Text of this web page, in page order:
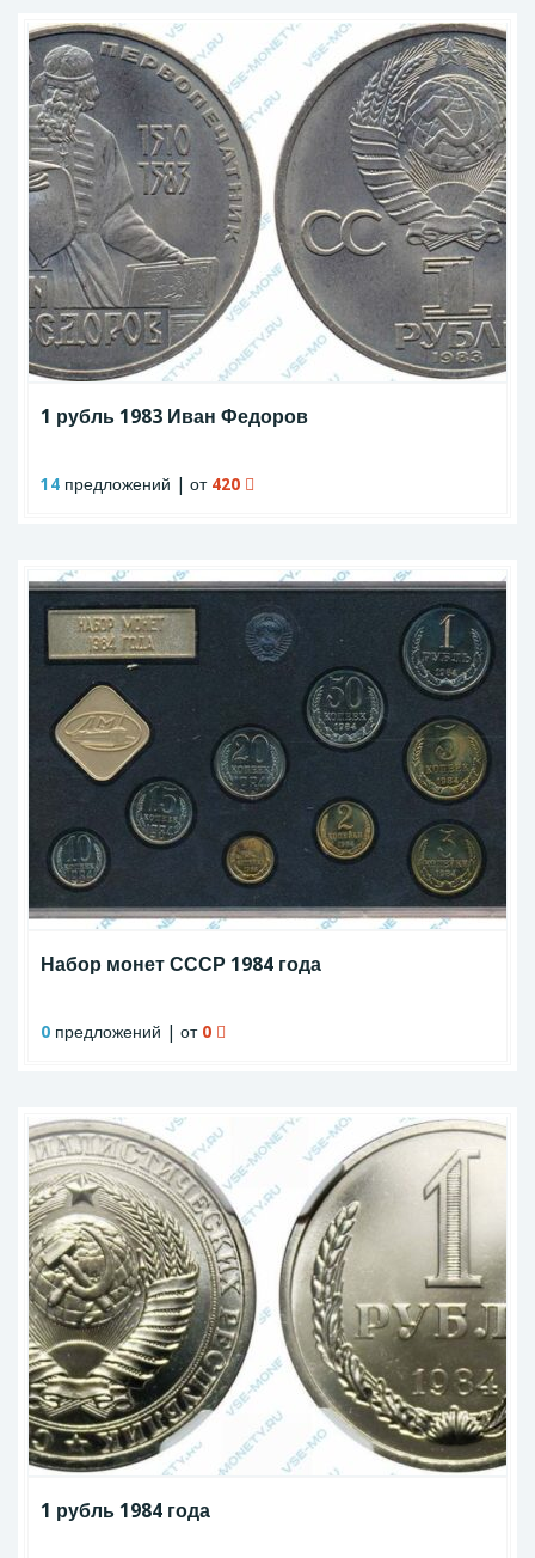
1 рубль 1983 Иван Федоров
14 предложений | от 420
Набор монет СССР 1984 года
0 предложений | от 0
1 рубль 1984 года